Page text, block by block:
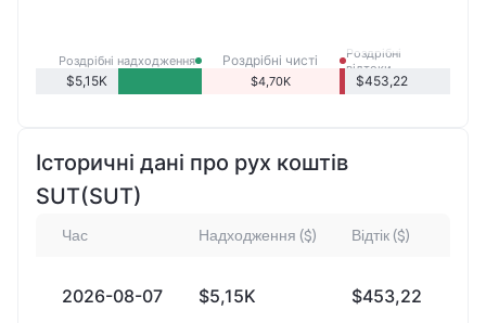
Роздрібні надходження
$5,15K
Роздрібні чисті
надходження
$4,70K
Роздрібні
відтоки
$453,22
Історичні дані про рух коштів
SUT(SUT)
Час Надходження ($) Відтік ($)
2026-08-07 $5,15K $453,22